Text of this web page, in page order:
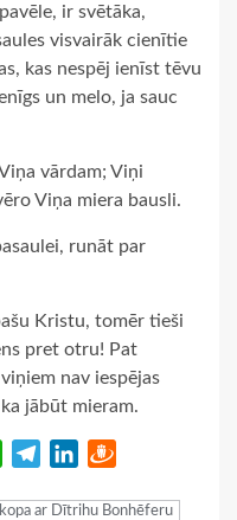
ir svētāka,
visvairāk cienītie
kas nespēj ienīst tēvu
un melo, ja sauc
vārdam; Viņi
Viņa miera bausli.
runāt par
Kristu, tomēr tieši
pret otru! Pat
nav iespējas
jābūt mieram.
WhatsApp
TelegramLinkedIn
ar Dītrihu Bonhēferu